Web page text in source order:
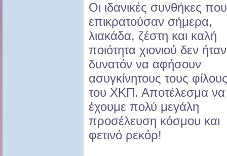
Οι ιδανικές συνθήκες που
επικρατούσαν σήμερα,
λιακάδα, ζέστη και καλή
ποιότητα χιονιού δεν ήταν
δυνατόν να αφήσουν
ασυγκίνητους τους
του ΧΚΠ. Αποτέλεσμα να
έχουμε πολύ μεγάλη
προσέλευση κόσμου και
φετινό ρεκόρ!